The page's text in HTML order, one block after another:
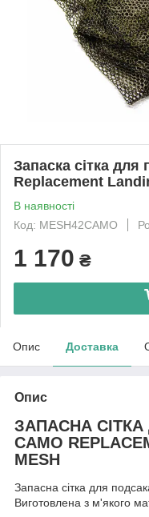
Запаска сітка для
Replacement
В наявності
Код: MESH42CAMO
1 170 ₴
Опис Доставка
Опис
ЗАПАСНА
CAMO
MESH
Запасна сітка для
Виготовлена з м'якого